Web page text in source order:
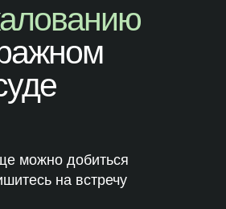
можно добиться
на встречу